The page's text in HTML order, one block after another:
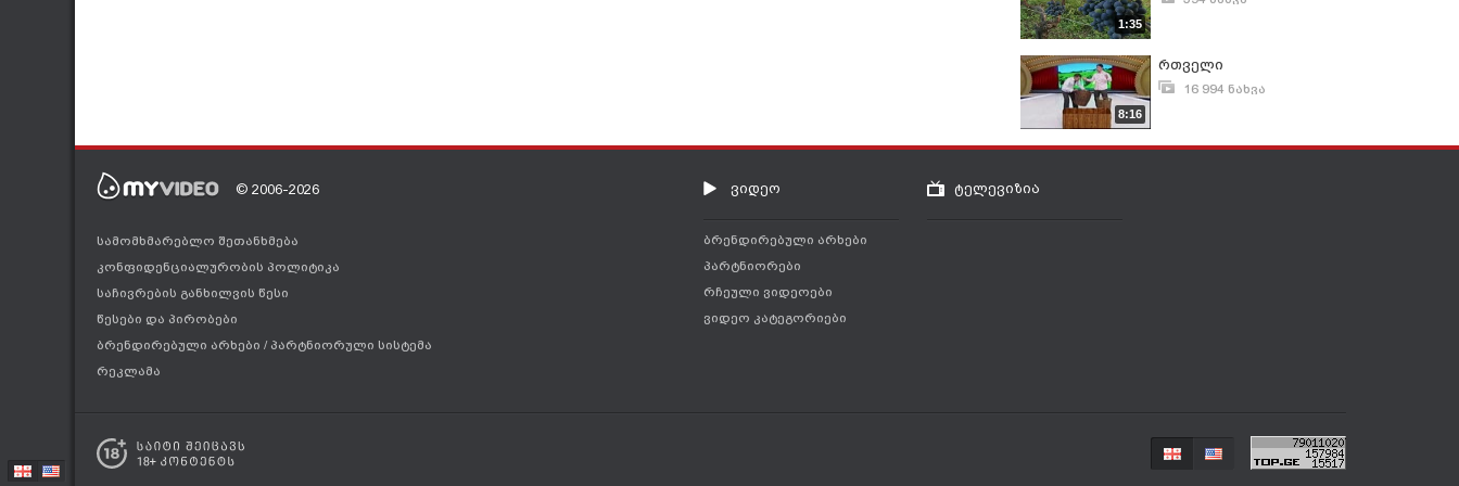
1:35
8:16
რთველი
16 994 ნახვა
© 2006-2026
სამომხმარებლო შეთანხმება
კონფიდენციალურობის პოლიტიკა
საჩივრების განხილვის წესი
წესები და პირობები
ბრენდირებული არხები / პარტნიორული სისტემა
რეკლამა
ვიდეო
ბრენდირებული არხები
პარტნიორები
რჩეული ვიდეოები
ვიდეო კატეგორიები
ტელევიზია